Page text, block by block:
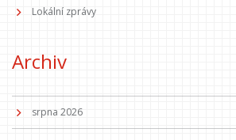
Lokální zprávy
Archiv
srpna 2026